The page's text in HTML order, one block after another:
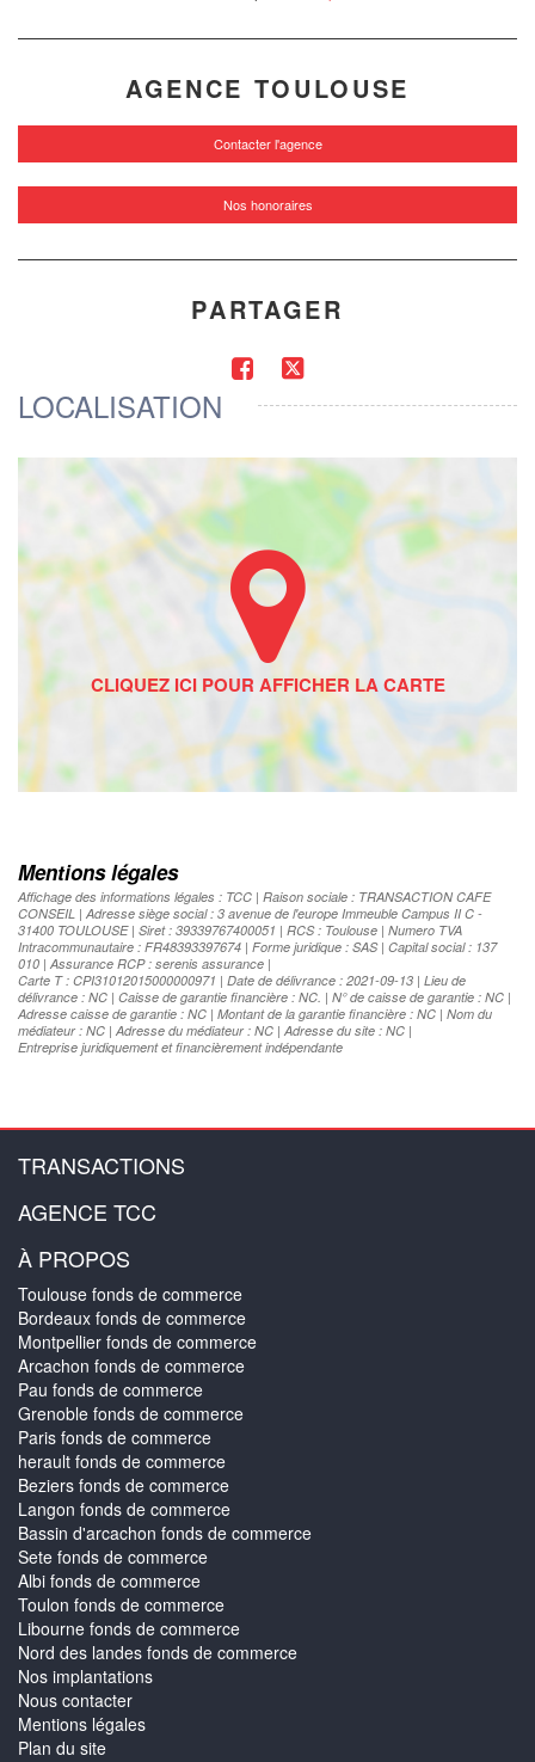
AGENCE TOULOUSE
Contacter l'agence
Nos honoraires
PARTAGER
LOCALISATION
Mentions légales
Affichage des informations légales : TCC | Raison sociale : TRANSACTION CAFE
CONSEIL | Adresse siège social : 3 avenue de l'europe Immeuble Campus II C -
31400 TOULOUSE | Siret : 39339767400051 | RCS : Toulouse | Numero TVA
Intracommunautaire : FR48393397674 | Forme juridique : SAS | Capital social : 137
010 | Assurance RCP : serenis assurance |
Carte T : CPI31012015000000971 | Date de délivrance : 2021-09-13 | Lieu de
délivrance : NC | Caisse de garantie financière : NC. | N° de caisse de garantie : NC |
Adresse caisse de garantie : NC | Montant de la garantie financière : NC | Nom du
médiateur : NC | Adresse du médiateur : NC | Adresse du site : NC |
Entreprise juridiquement et financièrement indépendante
TRANSACTIONS
AGENCE TCC
À PROPOS
Toulouse fonds de commerce
Bordeaux fonds de commerce
Montpellier fonds de commerce
Arcachon fonds de commerce
Pau fonds de commerce
Grenoble fonds de commerce
Paris fonds de commerce
herault fonds de commerce
Beziers fonds de commerce
Langon fonds de commerce
Bassin d'arcachon fonds de commerce
Sete fonds de commerce
Albi fonds de commerce
Toulon fonds de commerce
Libourne fonds de commerce
Nord des landes fonds de commerce
Nos implantations
Nous contacter
Mentions légales
Plan du site